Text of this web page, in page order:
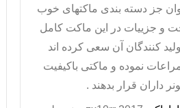
را می توان جز دسته بندی ماکتهای خوب
و جزییات در این ماکت کامل
کنندگان آن سعی کرده اند
نموده و ماکتی باکیفیت
داران قرار بدهند .